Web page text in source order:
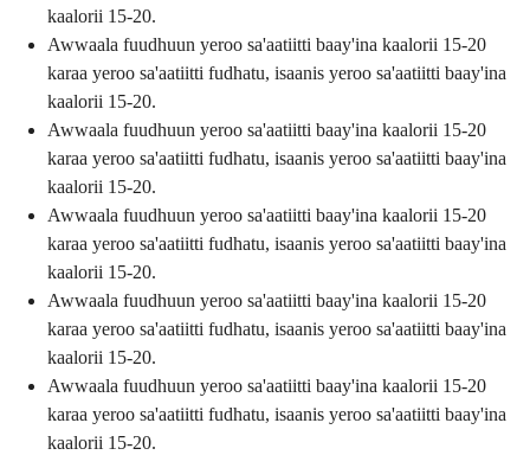
kaalorii 15-20.
Awwaala fuudhuun yeroo sa'aatiitti baay'ina kaalorii 15-20
karaa yeroo sa'aatiitti fudhatu, isaanis yeroo sa'aatiitti baay'ina
kaalorii 15-20.
Awwaala fuudhuun yeroo sa'aatiitti baay'ina kaalorii 15-20
karaa yeroo sa'aatiitti fudhatu, isaanis yeroo sa'aatiitti baay'ina
kaalorii 15-20.
Awwaala fuudhuun yeroo sa'aatiitti baay'ina kaalorii 15-20
karaa yeroo sa'aatiitti fudhatu, isaanis yeroo sa'aatiitti baay'ina
kaalorii 15-20.
Awwaala fuudhuun yeroo sa'aatiitti baay'ina kaalorii 15-20
karaa yeroo sa'aatiitti fudhatu, isaanis yeroo sa'aatiitti baay'ina
kaalorii 15-20.
Awwaala fuudhuun yeroo sa'aatiitti baay'ina kaalorii 15-20
karaa yeroo sa'aatiitti fudhatu, isaanis yeroo sa'aatiitti baay'ina
kaalorii 15-20.